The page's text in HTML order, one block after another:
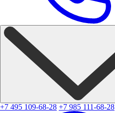
+7 495 109-68-28 +7 985 111-68-28